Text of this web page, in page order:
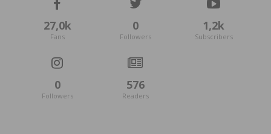
27,0k
Fans
0
Followers
1,2k
Subscribers
0
Followers
576
Readers